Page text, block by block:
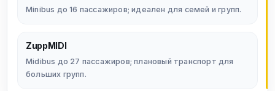
Minibus до 16 пассажиров; идеален для семей и групп.
ZuppMIDI
Midibus до 27 пассажиров; плановый транспорт для
больших групп.